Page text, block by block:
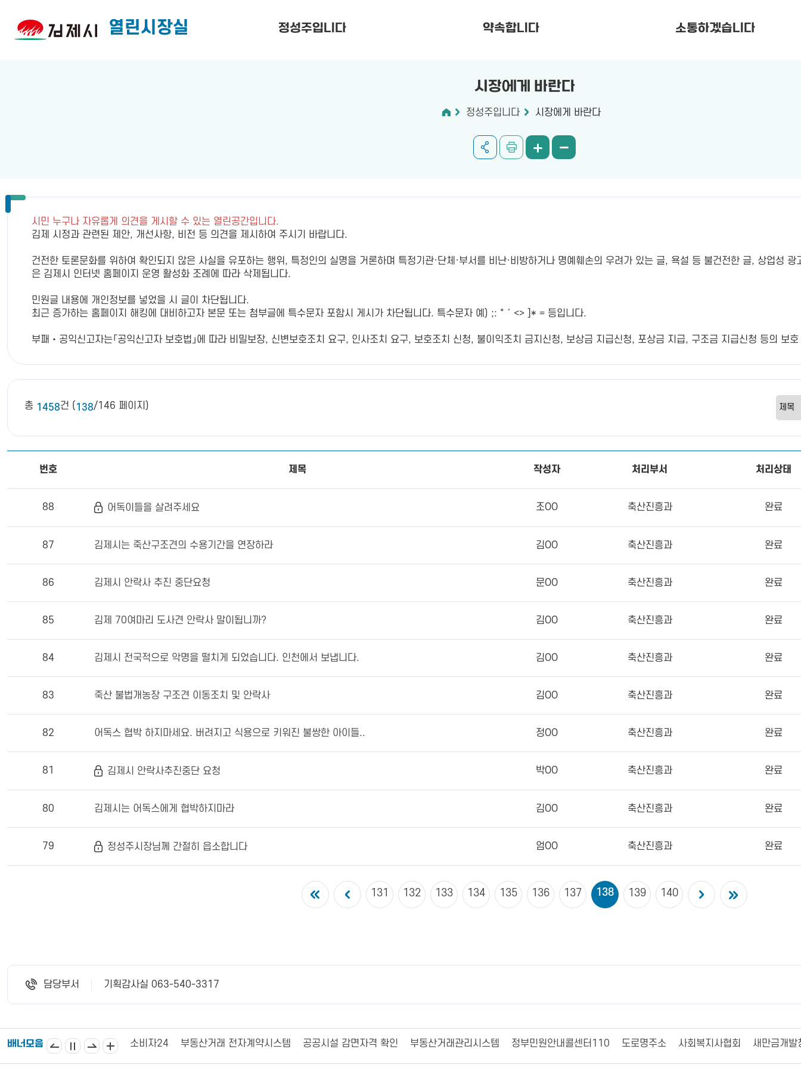
열린시장실 정성주입니다 약속합니다 소통하겠습니다
시장에게 바란다
정성주입니다 시장에게 바란다
시민 누구나 자유롭게 의견을 게시할 수 있는 열린공간입니다.
김제 시정과 관련된 제안, 개선사항, 비전 등 의견을 제시하여 주시기 바랍니다.
건전한 토론문화를 위하여 확인되지 않은 사실을 유포하는 행위, 특정인의 실명을 거론하며 특정기관·단체·부서를 비난·비방하거나 명예훼손의 우려가 있는 글, 욕설 등 불건전한 글, 상업성
은 김제시 인터넷 홈페이지 운영 활성화 조례에 따라 삭제됩니다.
민원글 내용에 개인정보를 넣었을 시 글이 차단됩니다.
최근 증가하는 홈페이지 해킹에 대비하고자 본문 또는 첨부글에 특수문자 포함시 게시가 차단됩니다. 특수문자 예) ;: " ´ <> ]* = 등입니다.
부패‧공익신고자는「공익신고자 보호법」에 따라 비밀보장, 신변보호조치 요구, 인사조치 요구, 보호조치 신청, 불이익조치 금지신청, 보상금 지급신청, 포상금 지급, 구조금 지급신청 등의 보
총 1458건 ( 138/146 페이지)
번호 제목 작성자 처리부서 처리상태
88 어독이들을 살려주세요 조OO 축산진흥과 완료
87 김제시는 죽산구조견의 수용기간을 연장하라 김OO 축산진흥과 완료
86 김제시 안락사 추진 중단요청 문OO 축산진흥과 완료
85 김제 70여마리 도사견 안락사 말이됩니까? 김OO 축산진흥과 완료
84 김제시 전국적으로 악명을 떨치게 되었습니다. 인천에서 보냅니다. 김OO 축산진흥과 완료
83 죽산 불법개농장 구조견 이동조치 및 안락사 김OO 축산진흥과 완료
82 어독스 협박 하지마세요. 버려지고 식용으로 키워진 불쌍한 아이들.. 정OO 축산진흥과 완료
81 김제시 안락사추진중단 요청 박OO 축산진흥과 완료
80 김제시는 어독스에게 협박하지마라 김OO 축산진흥과 완료
79 정성주시장님께 간절히 읍소합니다 엄OO 축산진흥과 완료
131 132 133 134 135 136 137 138 139 140
담당부서 기획감사실 063-540-3317
배너모음
제상공회의소 김제시의회 소비자24 부동산거래 전자계약시스템 공공시설 감면자격 확인 부동산거래관리시스템 정부민원안내콜센터110 도로명주소 사회복지사협회 새만금개발